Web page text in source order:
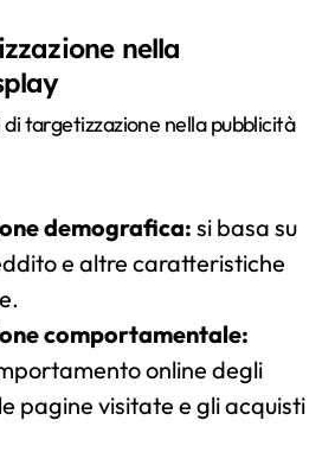
nella
targetizzazione nella pubblicità
demografica: si basa su
e altre caratteristiche
comportamentale:
online degli
pagine visitate e gli acquisti